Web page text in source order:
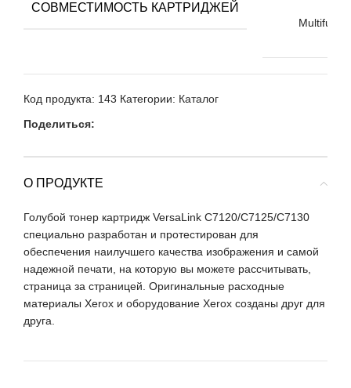
СОВМЕСТИМОСТЬ КАРТРИДЖЕЙ
Код продукта: 143 Категории: Каталог
Поделиться:
О ПРОДУКТЕ
Голубой тонер картридж VersaLink C7120/C7125/C7130
специально разработан и протестирован для
обеспечения наилучшего качества изображения и самой
надежной печати, на которую вы можете рассчитывать,
страница за страницей. Оригинальные расходные
материалы Xerox и оборудование Xerox созданы друг для
друга.